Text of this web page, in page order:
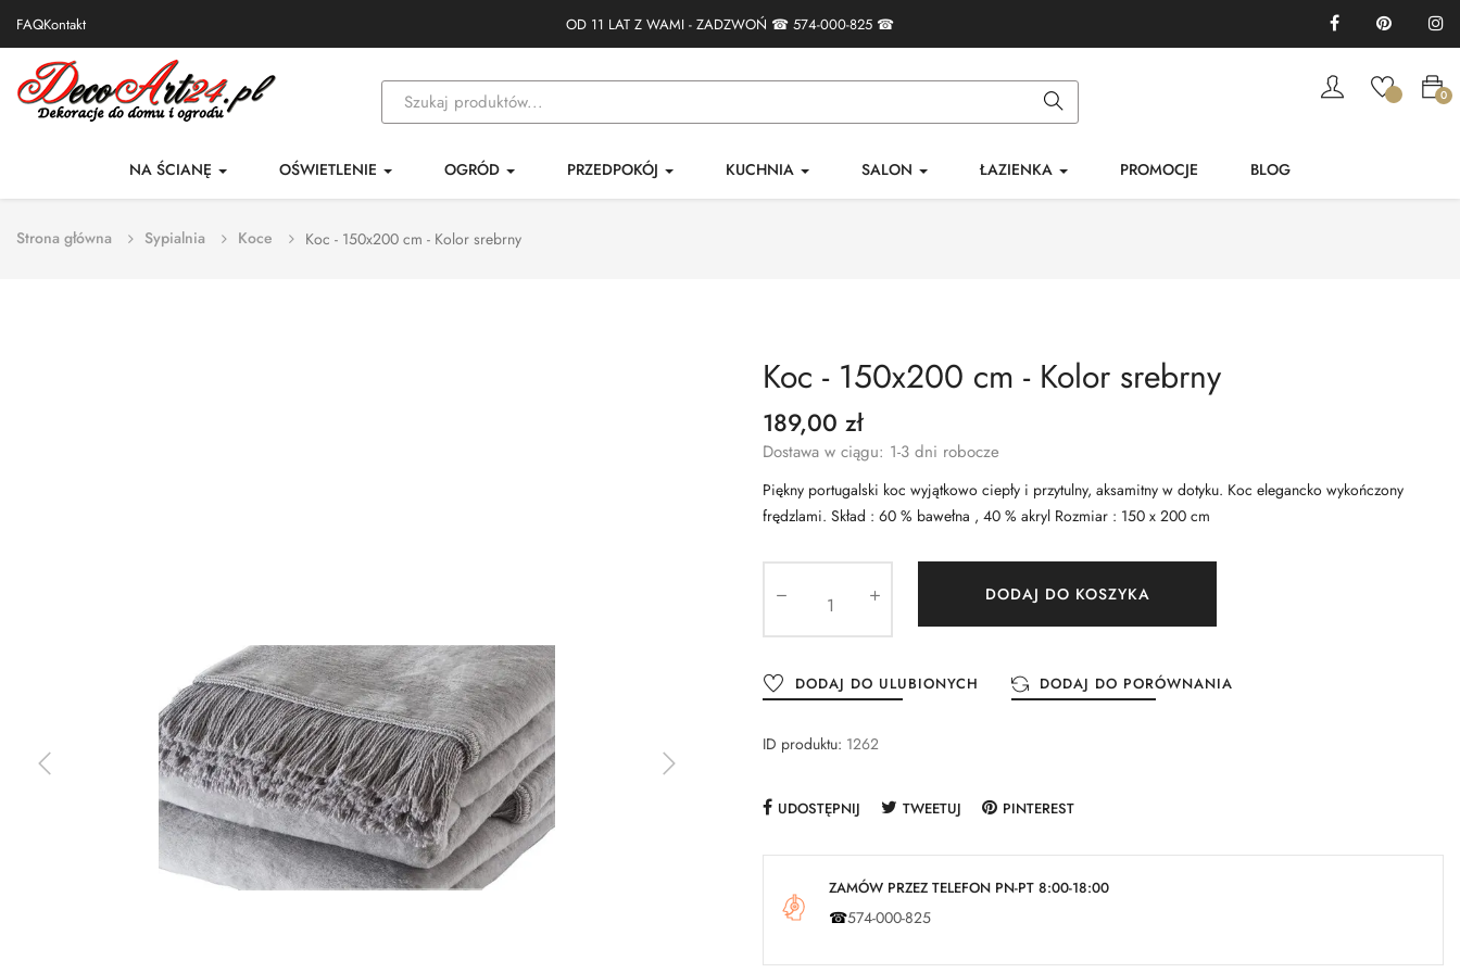
FAQKontakt OD 11 LAT Z WAMI - ZADZWOŃ ☎ 574-000-825 ☎ FacebookPinterest
0
NA ŚCIANĘ OŚWIETLENIE OGRÓD PRZEDPOKÓJ KUCHNIA SALON ŁAZIENKA PROMOCJE BLOG
Strona główna Sypialnia Koce Koc - 150x200 cm - Kolor srebrny
Koc - 150x200 cm - Kolor srebrny
189,00 zł
Dostawa w ciągu: 1-3 dni robocze
Piękny portugalski koc wyjątkowo ciepły i przytulny, aksamitny w dotyku. Koc elegancko wykończony
frędzlami. Skład : 60 % bawełna , 40 % akryl Rozmiar : 150 x 200 cm
DODAJ DO KOSZYKA
DODAJ DO ULUBIONYCH DODAJ DO PORÓWNANIA
ID produktu: 1262
UDOSTĘPNIJ TWEETUJ PINTEREST
ZAMÓW PRZEZ TELEFON PN-PT 8:00-18:00
☎574-000-825